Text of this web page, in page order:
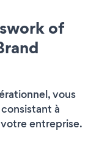
of
vous
à
entreprise.